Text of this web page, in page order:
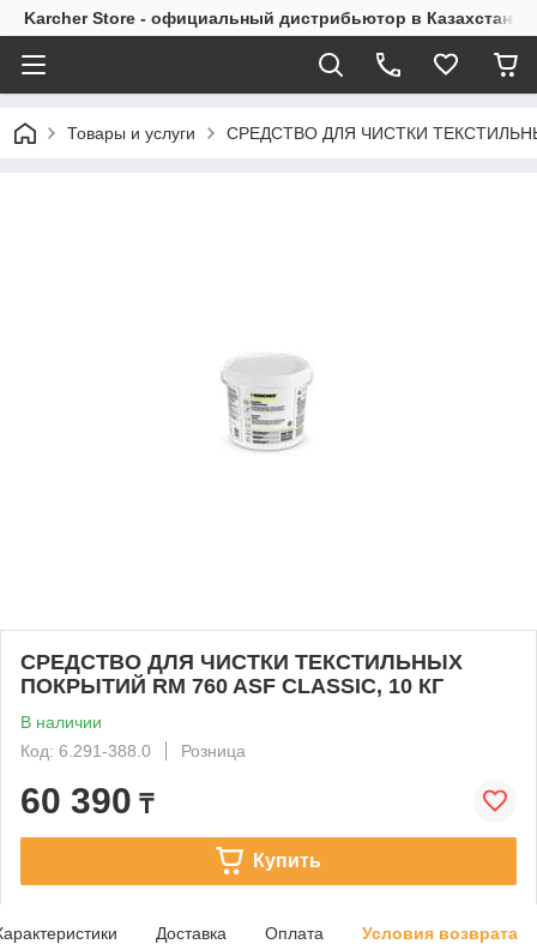
Karcher Store - официальный дистрибьютор в Казахстане
Товары и услуги СРЕДСТВО ДЛЯ ЧИСТКИ
СРЕДСТВО ДЛЯ ЧИСТКИ ТЕКСТИЛЬНЫХ
ПОКРЫТИЙ RM 760 ASF CLASSIC, 10 КГ
В наличии
Код: 6.291-388.0
Розница
60 390 ₸
Купить
Доставка Оплата Условия возврата